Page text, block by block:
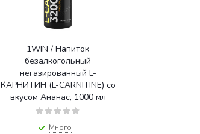
1WIN / Напиток
безалкогольный
негазированный L-
КАРНИТИН (L-CARNITINE) со
вкусом Ананас, 1000 мл
Много